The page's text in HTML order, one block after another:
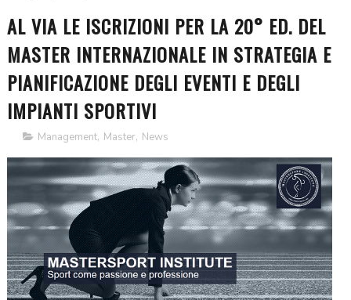
AL VIA LE ISCRIZIONI PER LA 20° ED. DEL
MASTER INTERNAZIONALE IN STRATEGIA E
PIANIFICAZIONE DEGLI EVENTI E DEGLI
IMPIANTI SPORTIVI
Management, Master, News